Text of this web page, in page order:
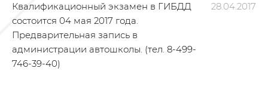
28.04.2017
Квалификационный экзамен в ГИБДД
состоится 04 мая 2017 года.
Предварительная запись в
администрации автошколы. (тел. 8-499-
746-39-40)